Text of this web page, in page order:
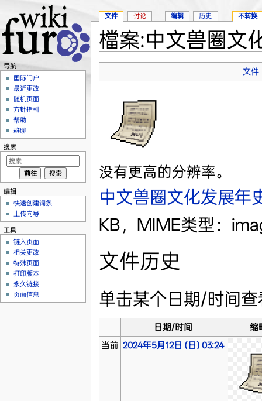
檔案:中文兽圈文
文件
没有更高的分辨率。
中文兽圈文化发展年
KB，MIME类型：
文件历史
单击某个日期/时间
日期/时间
缩
当前 2024年5月12日 (日) 03:24
文件 讨论 编辑 历史 不转换
导航
国际门户
最近更改
随机页面
方针指引
帮助
群聊
搜索
编辑
快速创建词条
上传向导
工具
链入页面
相关更改
特殊页面
打印版本
永久链接
页面信息